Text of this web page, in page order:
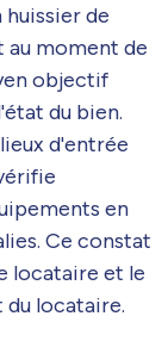
de
au moment de
objectif
du bien.
d'entrée
en
Ce constat
locataire et le
du locataire.